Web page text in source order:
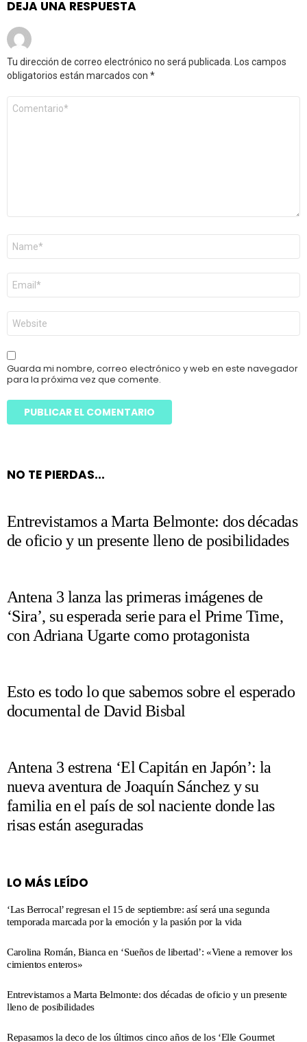
DEJA UNA RESPUESTA
Tu dirección de correo electrónico no será publicada. Los campos
obligatorios están marcados con *
Comentario
Nombre
Correo
electrónico
*
Web
Guarda mi nombre, correo electrónico y web en este navegador
para la próxima vez que comente.
NO TE PIERDAS...
Entrevistamos a Marta Belmonte: dos décadas
de oficio y un presente lleno de posibilidades
Antena 3 lanza las primeras imágenes de
‘Sira’, su esperada serie para el Prime Time,
con Adriana Ugarte como protagonista
Esto es todo lo que sabemos sobre el esperado
documental de David Bisbal
Antena 3 estrena ‘El Capitán en Japón’: la
nueva aventura de Joaquín Sánchez y su
familia en el país de sol naciente donde las
risas están aseguradas
LO MÁS LEÍDO
‘Las Berrocal’ regresan el 15 de septiembre: así será una segunda
temporada marcada por la emoción y la pasión por la vida
Carolina Román, Bianca en ‘Sueños de libertad’: «Viene a remover los
cimientos enteros»
Entrevistamos a Marta Belmonte: dos décadas de oficio y un presente
lleno de posibilidades
Repasamos la deco de los últimos cinco años de los ‘Elle Gourmet